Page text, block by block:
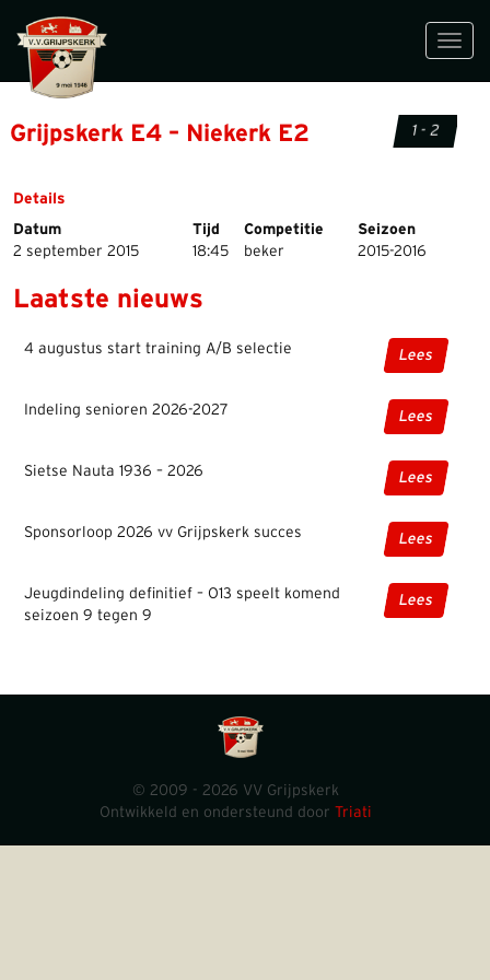
Grijpskerk E4 – Niekerk E2 1 - 2
Details
Datum
Tijd Competitie
Seizoen
2 september 2015
18:45 beker 2015-2016
Laatste nieuws
4 augustus start training A/B selectie Lees
Indeling senioren 2026-2027 Lees
Sietse Nauta 1936 – 2026 Lees
Sponsorloop 2026 vv Grijpskerk succes Lees
Jeugdindeling definitief – O13 speelt komend
seizoen 9 tegen 9
Lees
© 2009 - 2026 VV Grijpskerk
Ontwikkeld en ondersteund door Triati